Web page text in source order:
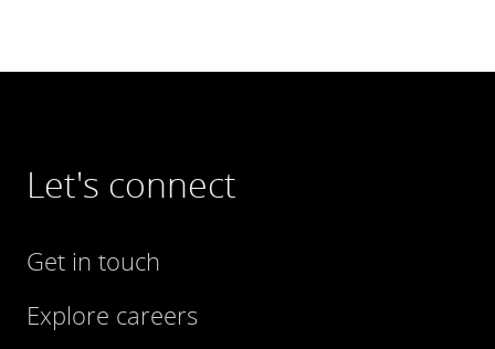
Let's connect
Get in touch
Explore careers